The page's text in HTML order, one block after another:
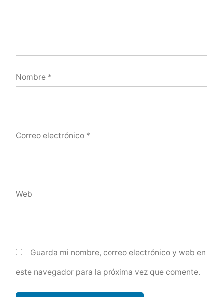
Nombre *
Correo electrónico *
Web
Guarda mi nombre, correo electrónico y web en
este navegador para la próxima vez que comente.